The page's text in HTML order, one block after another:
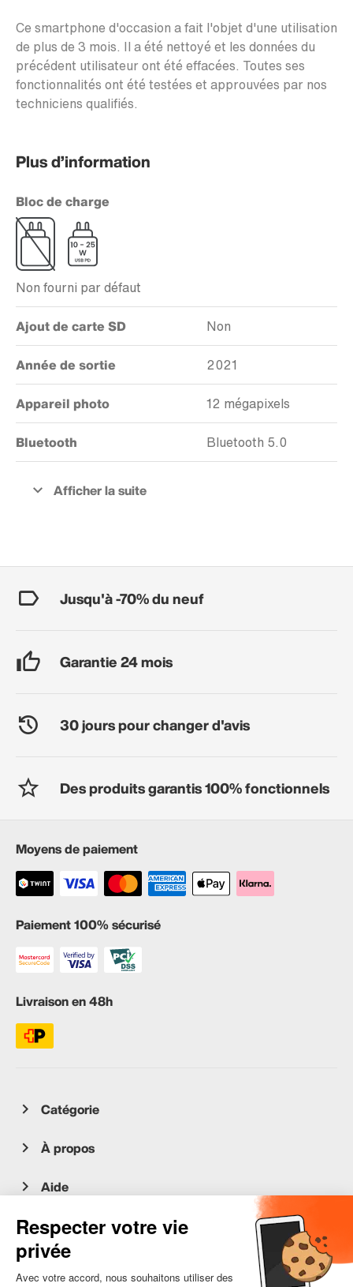
Ce smartphone d'occasion a fait l'objet d'une utilisation
de plus de 3 mois. Il a été nettoyé et les données du
précédent utilisateur ont été effacées. Toutes ses
fonctionnalités ont été testées et approuvées par nos
techniciens qualifiés.
Plus d’information
Bloc de charge
Non fourni par défaut
Ajout de carte SD Non
Année de sortie 2021
Appareil photo 12 mégapixels
Bluetooth Bluetooth 5.0
Jusqu'à -70% du neuf
Garantie 24 mois
30 jours pour changer d'avis
Des produits garantis 100% fonctionnels
Moyens de paiement
Paiement 100% sécurisé
Livraison en 48h
Catégorie
À propos
Aide
Service client
occasion.migros.mobile@recommerce.com